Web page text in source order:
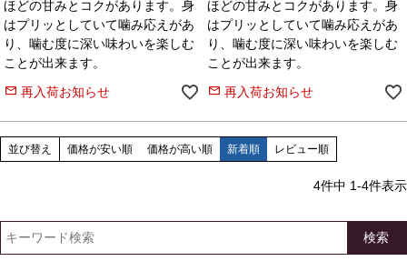
ほどの甘みとコクがあります。身
はプリッとしていて噛み応えがあ
り、噛む度に深い味わいを楽しむ
ことが出来ます。
再入荷お知らせ
ほどの甘みとコクがあります。身
はプリッとしていて噛み応えがあ
り、噛む度に深い味わいを楽しむ
ことが出来ます。
再入荷お知らせ
並び替え 価格が安い順 価格が高い順 新着順 レビュー順
4件中 1-4件表示
検索